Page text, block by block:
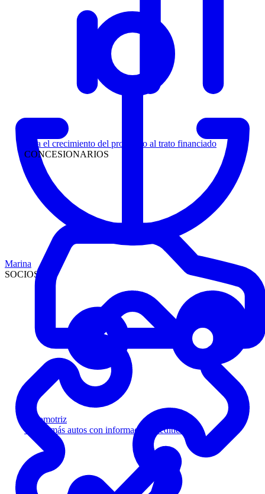
Siga el crecimiento del prospecto al trato financiado
CONCESIONARIOS
Automotriz
Venda más autos con información crediticia
Marina
SOCIOS